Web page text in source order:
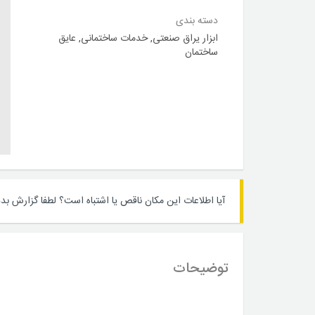
دسته بندی
ابزار یراق صنعتی,خدمات ساختمانی, عایق
ساختمان
آیا اطلاعات این مکان ناقص یا اشتباه است؟ لطفا گزارش
توضیحات